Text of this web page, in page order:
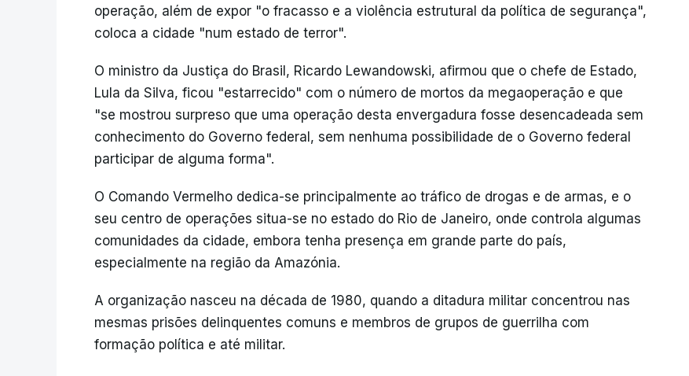
operação, além de expor "o fracasso e a violência estrutural da política de segurança",
coloca a cidade "num estado de terror".
O ministro da Justiça do Brasil, Ricardo Lewandowski, afirmou que o chefe de Estado,
Lula da Silva, ficou "estarrecido" com o número de mortos da megaoperação e que
"se mostrou surpreso que uma operação desta envergadura fosse desencadeada sem
conhecimento do Governo federal, sem nenhuma possibilidade de o Governo federal
participar de alguma forma".
O Comando Vermelho dedica-se principalmente ao tráfico de drogas e de armas, e o
seu centro de operações situa-se no estado do Rio de Janeiro, onde controla algumas
comunidades da cidade, embora tenha presença em grande parte do país,
especialmente na região da Amazónia.
A organização nasceu na década de 1980, quando a ditadura militar concentrou nas
mesmas prisões delinquentes comuns e membros de grupos de guerrilha com
formação política e até militar.